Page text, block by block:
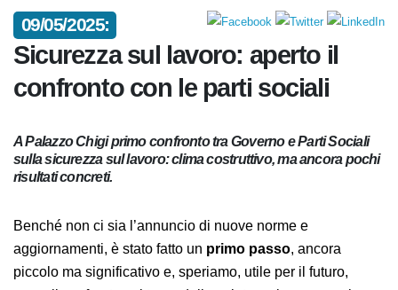
09/05/2025:
Sicurezza sul lavoro: aperto il
confronto con le parti sociali
A Palazzo Chigi primo confronto tra Governo e Parti Sociali
sulla sicurezza sul lavoro: clima costruttivo, ma ancora
pochi risultati concreti.
Benché non ci sia l’annuncio di nuove norme e
aggiornamenti, è stato fatto unprimo passo, ancora
piccolo ma significativo e, speriamo, utile per il futuro,